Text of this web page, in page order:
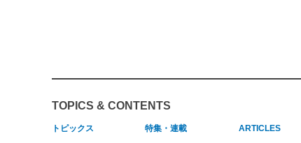
TOPICS & CONTENTS
トピックス 特集・連載 ARTICLES